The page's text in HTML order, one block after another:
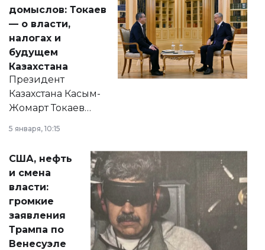
домыслов: Токаев
— о власти,
налогах и
будущем
Казахстана
Президент
Казахстана Касым-
Жомарт Токаев
сразу несколько
актуальных тем —
от слухов о
политических
реформах до
вопросов армии,
экономики и
личного здоровья.
5 января, 10:15
США, нефть
и смена
власти:
громкие
заявления
Трампа по
Венесуэле